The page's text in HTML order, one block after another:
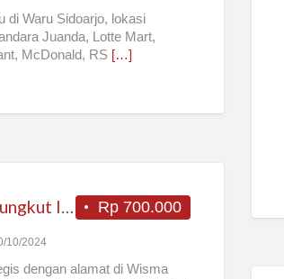
di Waru Sidoarjo, lokasi
Juanda, Lotte Mart,
McDonald, RS […]
Rp 700.000
Kost Daerah Tropodo – Rungkut Industri Murah dan Strategis
10/2024
dengan alamat di Wisma